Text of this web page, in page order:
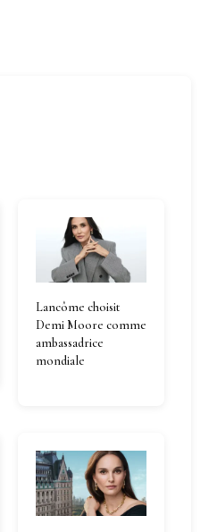
Lancôme choisit
Demi Moore comme
ambassadrice
mondiale